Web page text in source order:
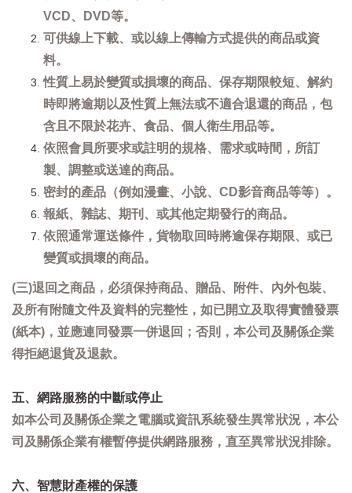
VCD、DVD等。
可供線上下載、或以線上傳輸方式提供的商品或資
料。
性質上易於變質或損壞的商品、保存期限較短、解約
時即將逾期以及性質上無法或不適合退還的商品，包
含且不限於花卉、食品、個人衛生用品等。
依照會員所要求或註明的規格、需求或時間，所訂
製、調整或送達的商品。
密封的產品（例如漫畫、小說、CD影音商品等等）。
報紙、雜誌、期刊、或其他定期發行的商品。
依照通常運送條件，貨物取回時將逾保存期限、或已
變質或損壞的商品。
(三)退回之商品，必須保持商品、贈品、附件、內外包裝、
及所有附隨文件及資料的完整性，如已開立及取得實體發票
(紙本)，並應連同發票一併退回；否則，本公司及關係企業
得拒絕退貨及退款。
五、網路服務的中斷或停止
如本公司及關係企業之電腦或資訊系統發生異常狀況，本公
司及關係企業有權暫停提供網路服務，直至異常狀況排除。
六、智慧財產權的保護